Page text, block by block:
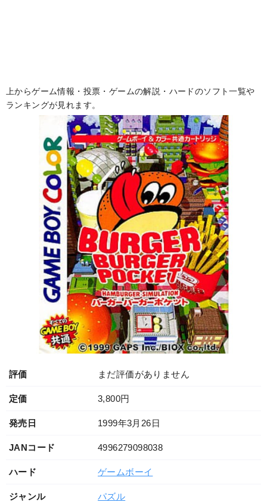
上からゲーム情報・投票・ゲームの解説・ハードのソフト一覧や
ランキングが見れます。
評価 まだ評価がありません
定価 3,800円
発売日 1999年3月26日
JANコード 4996279098038
ハード ゲームボーイ
ジャンル パズル